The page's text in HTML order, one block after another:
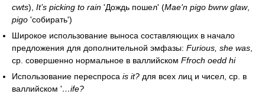
cwts), It’s picking to rain 'Дождь пошел' (Mae'n pigo bwrw glaw,
pigo 'собирать')
Широкое использование выноса составляющих в начало
предложения для дополнительной эмфазы: Furious, she was
ср. совершенно нормальное в валлийском Ffroch oedd hi
Использование переспроса is it? для всех лиц и чисел, ср. в
валлийском '…ife?